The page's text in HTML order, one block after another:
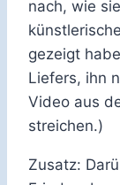
nach, wie
gezeigt
Liefers, ihn
Video aus
streichen.)
Zusatz: